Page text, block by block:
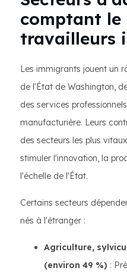
comptant le
travailleurs
Les immigrants jouent un
de l'État de Washington,
des services
manufacturière. Leurs
des secteurs les plus
stimuler l'innovation, la
l'échelle de l'État.
Certains secteurs
nés à l'étranger :
Agriculture,
(environ 49 %) :